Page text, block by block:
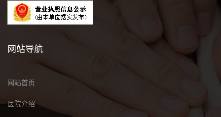
网站导航
网站首页
医院介绍